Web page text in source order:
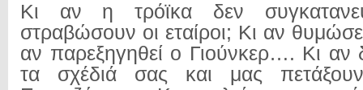
Κι αν η τρόϊκα δεν
στραβώσουν οι εταίροι; Κι αν
αν παρεξηγηθεί ο Γιούνκερ…. Κι αν
τα σχέδιά σας και μας